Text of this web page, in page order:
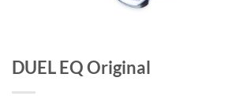
DUEL EQ Original